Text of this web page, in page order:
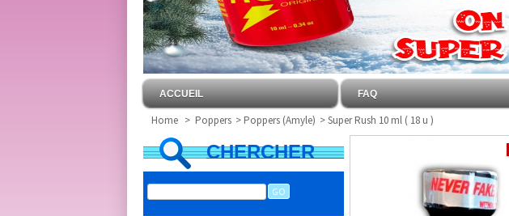
ACCUEIL FAQ
Home > Poppers > Poppers (Amyle) >Super Rush 10 ml ( 18 u )
CHERCHER